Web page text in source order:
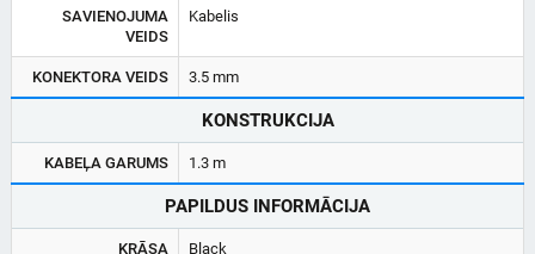
SAVIENOJUMA
VEIDS
Kabelis
KONEKTORA VEIDS 3.5 mm
KONSTRUKCIJA
KABEĻA GARUMS 1.3 m
PAPILDUS INFORMĀCIJA
KRĀSA Black